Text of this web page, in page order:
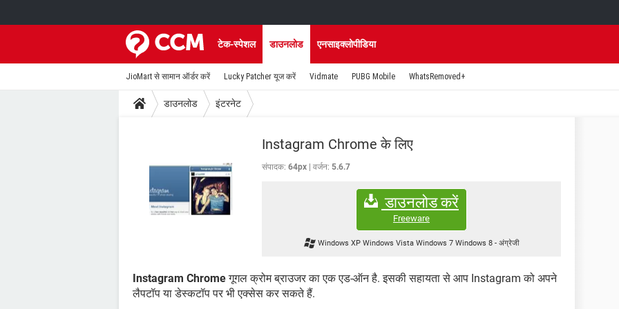
टेक-स्पेशल डाउनलोड एनसाइक्लोपीडिया
JioMart से सामान ऑर्डर करें Lucky Patcher यूज करें Vidmate PUBG Mobile WhatsRemoved+
डाउनलोड इंटरनेट
Instagram Chrome के लिए
संपादक: 64px वर्जन: 5.6.7
डाउनलोड करें
Freeware
Windows XP Windows Vista Windows 7 Windows 8-अंग्रेजी
Instagram Chromeगूगल क्रोम ब्राउजर का एक एड-ऑन है. इसकी सहायता से आप Instagram को अपने
लैपटॉप या डेस्कटॉप पर भी एक्सेस कर सकते हैं.